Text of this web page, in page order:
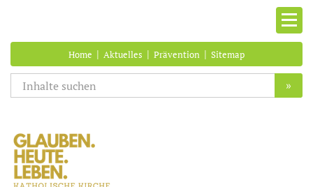
Home | Aktuelles | Prävention | Sitemap
»